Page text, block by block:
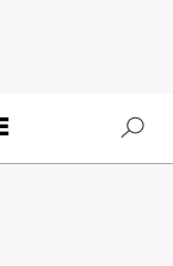
Soundvenue